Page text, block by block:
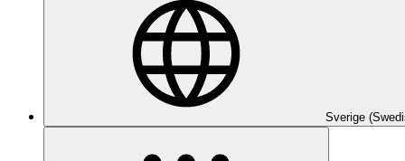
Sverige